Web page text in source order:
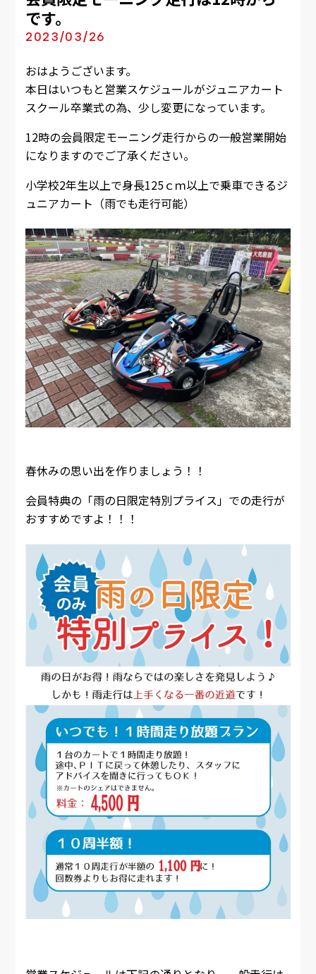
です。
2023/03/26
おはようございます。
本日はいつもと営業スケジュールがジュニアカート
スクール卒業式の為、少し変更になっています。
12時の会員限定モーニング走行からの一般営業開始
になりますのでご了承ください。
小学校2年生以上で身長125ｃｍ以上で乗車できるジ
ュニアカート（雨でも走行可能）
春休みの思い出を作りましょう！！
会員特典の「雨の日限定特別プライス」での走行が
おすすめですよ！！！